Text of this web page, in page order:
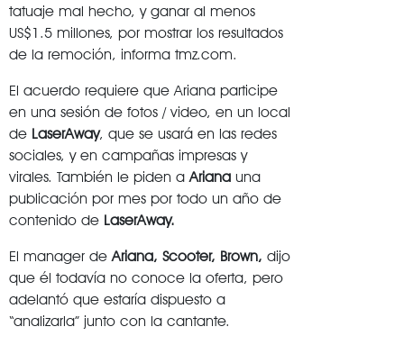
tatuaje mal hecho, y ganar al menos
US$1.5 millones, por mostrar los resultados
de la remoción, informa tmz.com.
El acuerdo requiere que Ariana participe
en una sesión de fotos / video, en un local
de LaserAway, que se usará en las redes
sociales, y en campañas impresas y
virales. También le piden aAriana una
publicación por mes por todo un año de
contenido de LaserAway.
El manager deAriana, Scooter, Brown, dijo
que él todavía no conoce la oferta, pero
adelantó que estaría dispuesto a
“analizarla” junto con la cantante.